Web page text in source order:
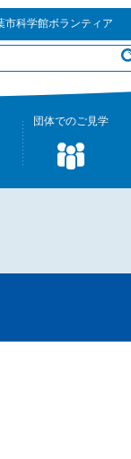
市科学館ボランティア
団体でのご見学